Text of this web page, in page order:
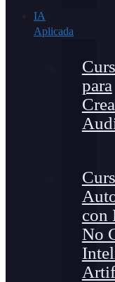
IA
Aplicada
para
con
No